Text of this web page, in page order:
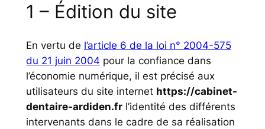
1 – Édition du site
En vertu de l’article 6 de la loi n° 2004-575
du 21 juin 2004 pour la confiance dans
l’économie numérique, il est précisé aux
utilisateurs du site internet https://cabinet-
dentaire-ardiden.frl’identité des différents
intervenants dans le cadre de sa réalisation